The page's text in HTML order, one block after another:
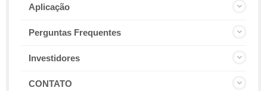
Aplicação
Perguntas Frequentes
Investidores
CONTATO